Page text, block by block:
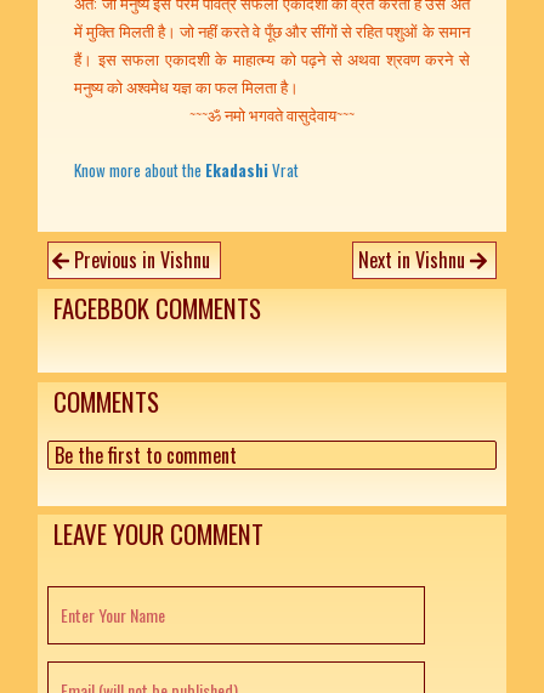
में मुक्ति मिलती है। जो नहीं करते वे पूँछ और सींगों से रहित पशुओं के समान
हैं। इस सफला एकादशी के माहात्म्य को पढ़ने से अथवा श्रवण करने से
मनुष्य को अश्वमेध यज्ञ का फल मिलता है।
~~~ॐ नमो भगवते वासुदेवाय~~~
Know more about the Ekadashi Vrat
Previous in Vishnu Next in Vishnu
FACEBBOK COMMENTS
COMMENTS
Be the first to comment
LEAVE YOUR COMMENT